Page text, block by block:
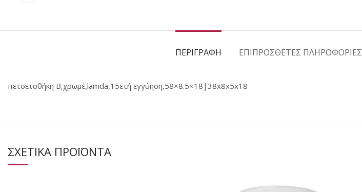
ΠΕΡΙΓΡΑΦΗ ΕΠΙΠΡΟΣΘΕΤΕΣ ΠΛΗΡΟΦΟΡΙΕΣ
πετσετοθήκη B,χρωμέ,lamda,15ετή εγγύηση,58×8.5×18|38x8x5x18
ΣΧΕΤΙΚΑ ΠΡΟΪΟΝΤΑ